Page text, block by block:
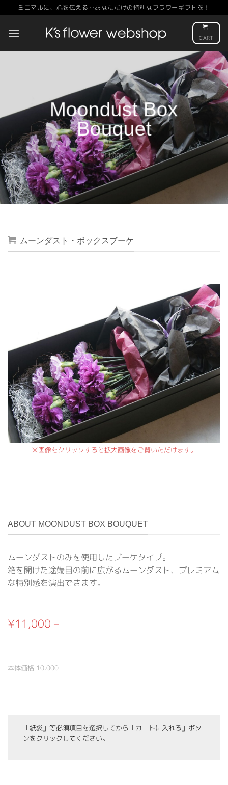
to
content
ミニマルに、心を伝える‥あなただけの特別なフラワーギフトを！
CART
Moondust Box
Bouquet
¥11,000 –
ムーンダスト・ボックスブーケ
※画像をクリックすると拡大画像をご覧いただけます。
ABOUT MOONDUST BOX BOUQUET
ムーンダストのみを使用したブーケタイプ。
箱を開けた途端目の前に広がるムーンダスト、プレミアム
な特別感を演出できます。
¥11,000 –
本体価格 10,000
「紙袋」等必須項目を選択してから「カートに入れる」ボタ
ンをクリックしてください。